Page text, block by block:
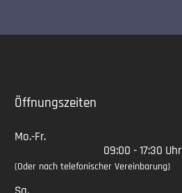
Öffnungszeiten
Mo.-Fr.
09:00 - 17:30 Uhr
(Oder nach telefonischer Vereinbarung)